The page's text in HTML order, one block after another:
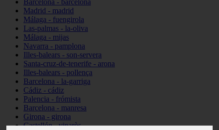
Barcelona - barcelona
Madrid - madrid
Málaga - fuengirola
Las-palmas - la-oliva
Málaga - mijas
Navarra - pamplona
Illes-balears - son-servera
Santa-cruz-de-tenerife - arona
Illes-balears - pollença
Barcelona - la-garriga
Cádiz - cádiz
Palencia - frómista
Barcelona - manresa
Girona - girona
Castellón - vinaròs